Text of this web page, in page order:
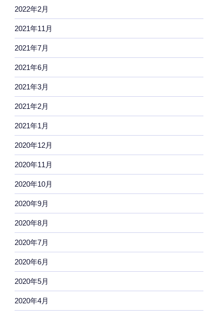
2022年2月
2021年11月
2021年7月
2021年6月
2021年3月
2021年2月
2021年1月
2020年12月
2020年11月
2020年10月
2020年9月
2020年8月
2020年7月
2020年6月
2020年5月
2020年4月